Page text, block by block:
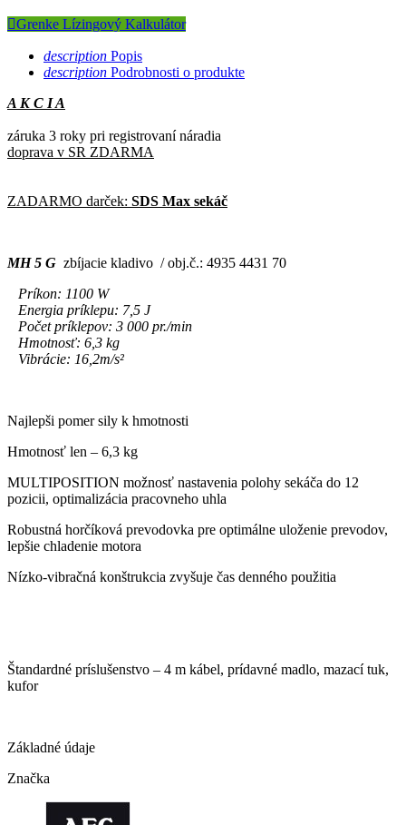
Grenke Lízingový Kalkulátor
description Popis
description Podrobnosti o produkte
A K C I A
záruka 3 roky pri registrovaní náradia
doprava v SR ZDARMA
ZADARMO darček: SDS Max sekáč
MH 5 G zbíjacie kladivo / obj.č.: 4935 4431 70
Príkon: 1100 W
Energia príklepu: 7,5 J
Počet príklepov: 3 000 pr./min
Hmotnosť: 6,3 kg
Vibrácie: 16,2m/s²
Najlepši pomer sily k hmotnosti
Hmotnosť len – 6,3 kg
MULTIPOSITION možnosť nastavenia polohy sekáča do 12
pozicii, optimalizácia pracovneho uhla
Robustná horčíková prevodovka pre optimálne uloženie prevodov,
lepšie chladenie motora
Nízko-vibračná konštrukcia zvyšuje čas denného použitia
Štandardné príslušenstvo – 4 m kábel, prídavné madlo, mazací tuk,
kufor
Základné údaje
Značka